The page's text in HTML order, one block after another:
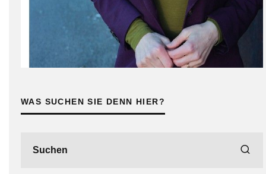
WAS SUCHEN SIE DENN HIER?